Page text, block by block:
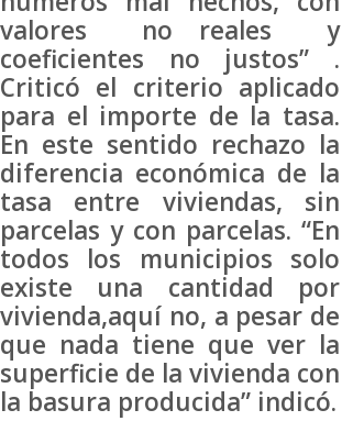
valores no reales y
coeficientes no justos” .
Criticó el criterio aplicado
para el importe de la tasa.
En este sentido rechazo la
diferencia económica de la
tasa entre viviendas, sin
parcelas y con parcelas. “En
todos los municipios solo
existe una cantidad por
vivienda,aquí no, a pesar de
que nada tiene que ver la
superficie de la vivienda con
la basura producida” indicó.